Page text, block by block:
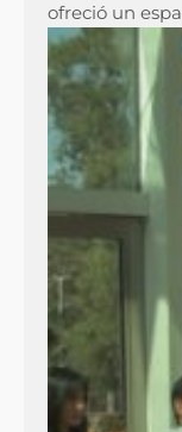
ofreció un